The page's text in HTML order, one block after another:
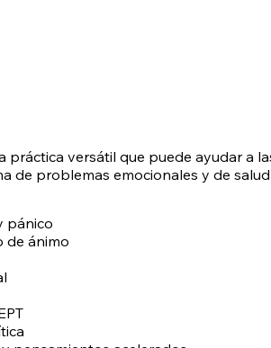
práctica versátil que puede ayudar a
de problemas emocionales y de
pánico
de ánimo